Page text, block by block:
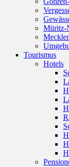
Müritz-
Tourismus
Hotels